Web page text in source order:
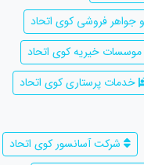
جواهر فروشی کوی اتحاد
موسسات خیریه کوی اتحاد
خدمات پرستاری کوی اتحاد
شرکت آسانسور کوی اتحاد